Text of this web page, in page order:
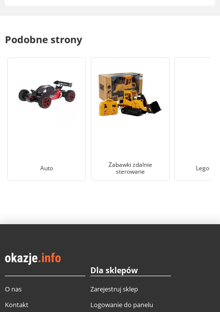
Podobne strony
Auto
Zabawki zdalnie
sterowane
Lego
O nas
Kontakt
Dla sklepów
Zarejestruj sklep
Logowanie do panelu